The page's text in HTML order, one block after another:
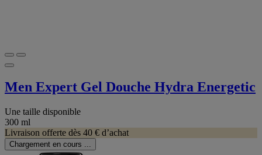
Men Expert Gel Douche Hydra Energetic
Une taille disponible
300 ml
Livraison offerte dès 40 € d’achat
Chargement en cours ...